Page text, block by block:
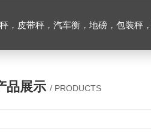
，皮带秤，汽车衡，地磅，包装秤
品展示 / PRODUCTS